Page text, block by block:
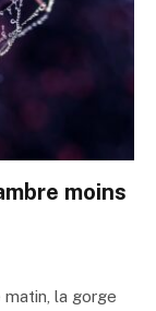
moins
la gorge